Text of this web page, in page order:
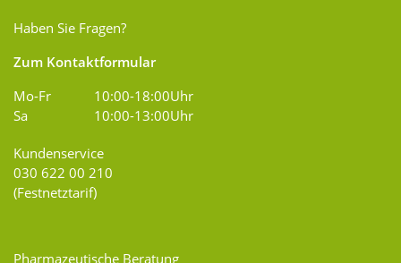
Haben Sie Fragen?
Zum Kontaktformular
Mo-Fr
10:00-18:00Uhr
Sa
10:00-13:00Uhr
Kundenservice
030 622 00 210
(Festnetztarif)
Pharmazeutische Beratung